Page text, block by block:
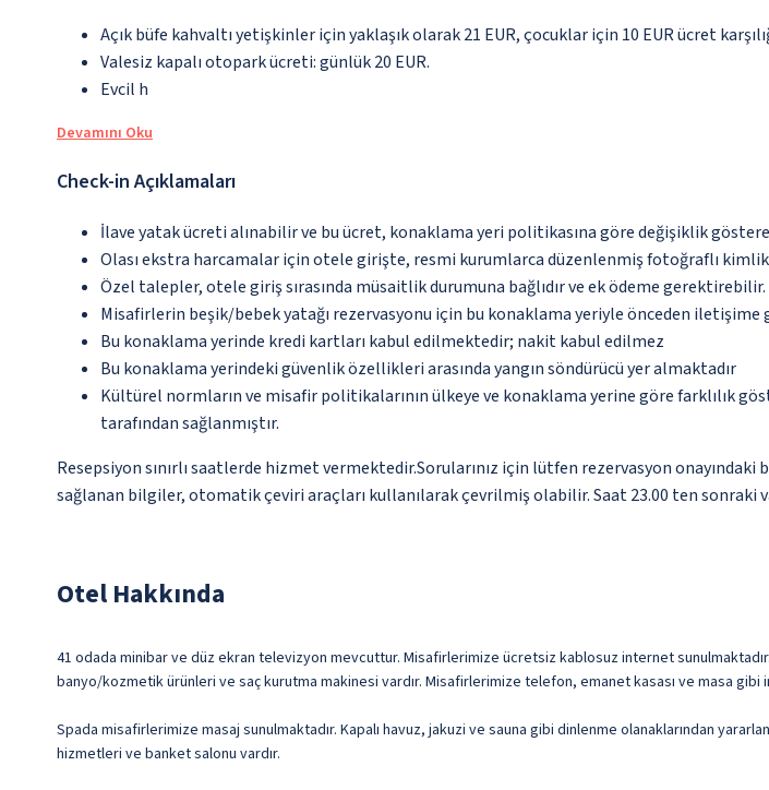
Açık büfe kahvaltı yetişkinler için yaklaşık olarak 21 EUR, çocuklar için 10 EUR ücret
Valesiz kapalı otopark ücreti: günlük 20 EUR.
Evcil h
Devamını Oku
Check-in Açıklamaları
İlave yatak ücreti alınabilir ve bu ücret, konaklama yeri politikasına göre değişiklik
Olası ekstra harcamalar için otele girişte, resmi kurumlarca düzenlenmiş fotoğraflı
Özel talepler, otele giriş sırasında müsaitlik durumuna bağlıdır ve ek ödeme
Misafirlerin beşik/bebek yatağı rezervasyonu için bu konaklama yeriyle önceden iletişime
Bu konaklama yerinde kredi kartları kabul edilmektedir; nakit kabul edilmez
Bu konaklama yerindeki güvenlik özellikleri arasında yangın söndürücü yer almaktadır
Kültürel normların ve misafir politikalarının ülkeye ve konaklama yerine göre farklılık
tarafından sağlanmıştır.
Resepsiyon sınırlı saatlerde hizmet vermektedir.Sorularınız için lütfen rezervasyon
sağlanan bilgiler, otomatik çeviri araçları kullanılarak çevrilmiş olabilir. Saat 23.00 ten
Otel Hakkında
41 odada minibar ve düz ekran televizyon mevcuttur. Misafirlerimize ücretsiz kablosuz internet
banyo/kozmetik ürünleri ve saç kurutma makinesi vardır. Misafirlerimize telefon, emanet kasası ve masa gibi
Spada misafirlerimize masaj sunulmaktadır. Kapalı havuz, jakuzi ve sauna gibi dinlenme olanaklarından
hizmetleri ve banket salonu vardır.